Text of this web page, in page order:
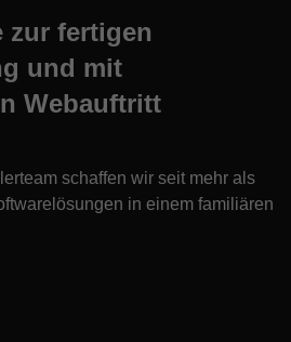
zur fertigen
und mit
Webauftritt
schaffen wir seit mehr als
in einem familiären